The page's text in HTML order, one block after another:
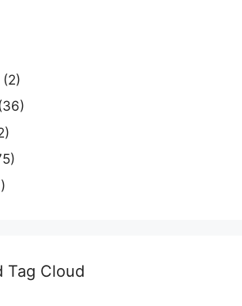
(2)
Tag Cloud